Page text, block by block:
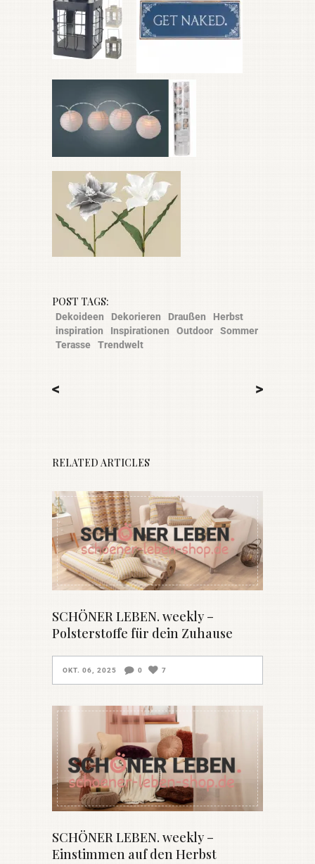
POST TAGS:
Dekoideen Dekorieren Draußen
Herbst
inspiration
Inspirationen Outdoor
Sommer
Terasse
Trendwelt
< >
RELATED ARTICLES
SCHÖNER LEBEN. weekly –
Polsterstoffe für dein Zuhause
OKT. 06, 2025 0 7
SCHÖNER LEBEN. weekly –
Einstimmen auf den Herbst